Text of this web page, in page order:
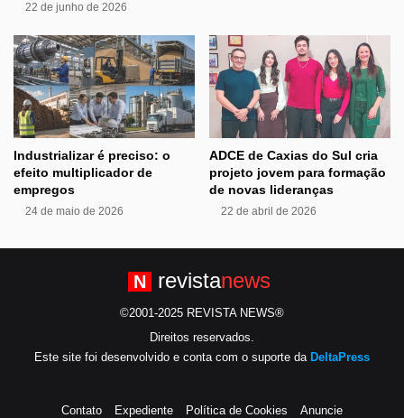
22 de junho de 2026
Industrializar é preciso: o
efeito multiplicador de
empregos
24 de maio de 2026
ADCE de Caxias do Sul cria
projeto jovem para formação
de novas lideranças
22 de abril de 2026
N revistanews
©2001-2025 REVISTA NEWS®
Direitos reservados.
Este site foi desenvolvido e conta com o suporte da DeltaPress
Contato Expediente Política de Cookies Anuncie